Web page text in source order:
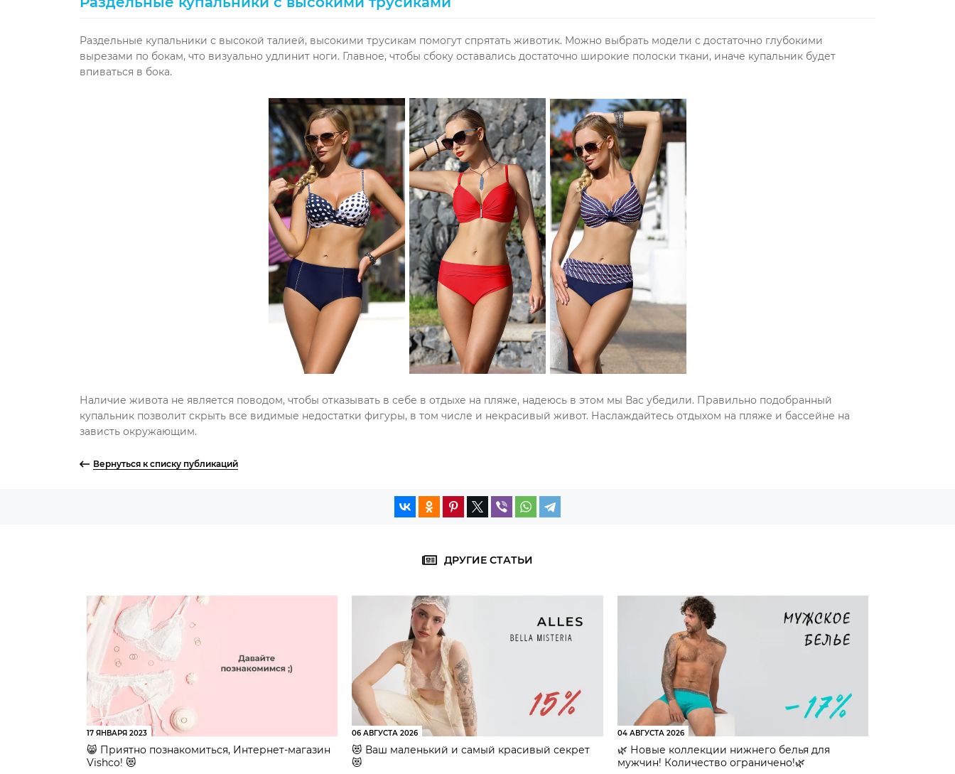
Раздельные купальники с высокой талией, высокими трусикам помогут спрятать животик. Можно выбрать модели с достаточно глубокими
вырезами по бокам, что визуально удлинит ноги. Главное, чтобы сбоку оставались достаточно широкие полоски ткани, иначе купальник будет
впиваться в бока.
Наличие живота не является поводом, чтобы отказывать в себе в отдыхе на пляже, надеюсь в этом мы Вас убедили. Правильно подобранный
купальник позволит скрыть все видимые недостатки фигуры, в том числе и некрасивый живот. Наслаждайтесь отдыхом на пляже и бассейне на
зависть окружающим.
Вернуться к списку публикаций
ДРУГИЕ СТАТЬИ
17 ЯНВАРЯ 2023
😸 Приятно познакомиться, Интернет-магазин
Vishco! 😻
06 АВГУСТА 2026
😻 Ваш маленький и самый красивый секрет
😻
04 АВГУСТА 2026
🌿 Новые коллекции нижнего белья для
мужчин! Количество ограничено!🌿